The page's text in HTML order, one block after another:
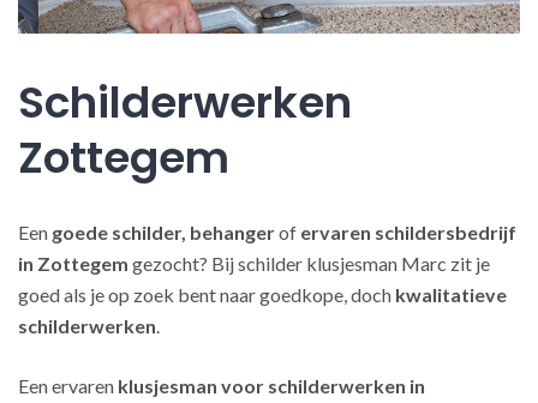
Schilderwerken
Zottegem
Een goede schilder, behangerof ervaren schildersbedrijf
in Zottegem gezocht? Bij schilder klusjesman Marc zit je
goed als je op zoek bent naar goedkope, doch kwalitatieve
schilderwerken.
Een ervaren klusjesman voor schilderwerken in